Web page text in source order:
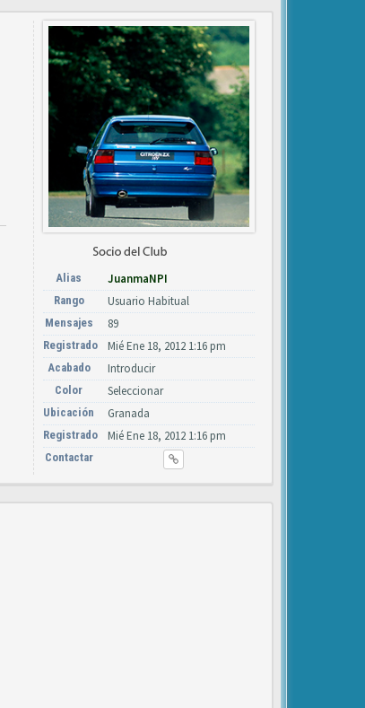
Alias JuanmaNPI
Rango Usuario Habitual
Mensajes 89
Registrado Mié Ene 18, 2012 1:16 pm
Acabado Introducir
Color Seleccionar
Ubicación Granada
Registrado Mié Ene 18, 2012 1:16 pm
Contactar